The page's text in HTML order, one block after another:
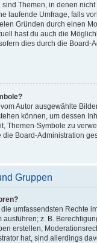
Themen, in denen
laufende Umfrage, falls
Gründen durch einen
hast du auch die
dies durch die Board-
Autor ausgewählte
können, um dessen
Themen-Symbole zu
die Board-Administration
Gruppen
umfassendsten Rechte
ausführen; z. B.
erstellen,
hat, sind allerdings